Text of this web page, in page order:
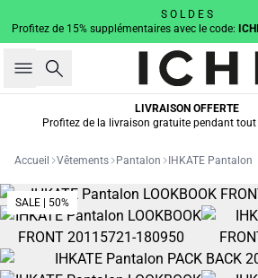
S O L D E S
Profitez de 15% supplémentaires avec le code:
Rechercher
LIVRAISON OFFERTE
Profitez de la livraison gratuite pendant
Accueil Vêtements Pantalon IHKATE Pantalon
SALE | 50%